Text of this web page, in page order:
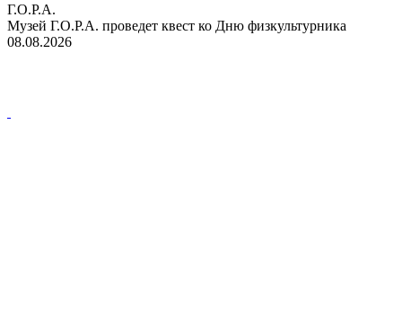
Г.О.Р.А.
Музей Г.О.Р.А. проведет квест ко Дню физкультурника
08.08.2026